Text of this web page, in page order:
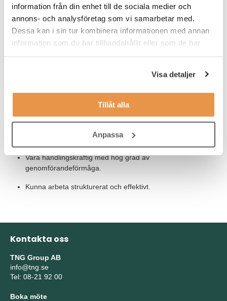
information från din enhet till de sociala medier och
annons- och analysföretag som vi samarbetar med.
Dessa kan i sin tur kombinera informationen med annan
information som du har tillhandahållit eller som de har
Visa detaljer
Tillåt alla
Anpassa
drift, transport/logistik.
För att trivas i rollen och hos oss bör du:
med människor från olika kulturer
Vara handlingskraftig med hög grad av
genomförandeförmåga.
Kunna arbeta strukturerat och effektivt.
Kontakta oss
TNG Group AB
info@tng.se
Tel: 08-21 92 00
Boka möte